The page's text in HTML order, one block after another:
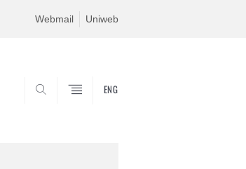
Webmail Uniweb
ENG